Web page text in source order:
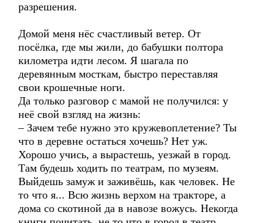
разрешения.
Домой меня нёс счастливый ветер. От
посёлка, где мы жили, до бабушки полтора
километра идти лесом. Я шагала по
деревянным мосткам, быстро переставляя
свои крошечные ноги.
Да только разговор с мамой не получился: у
неё свой взгляд на жизнь:
– Зачем тебе нужно это кружевоплетение? Ты
что в деревне остаться хочешь? Нет уж.
Хорошо учись, а вырастешь, уезжай в город.
Там будешь ходить по театрам, по музеям.
Выйдешь замуж и заживёшь, как человек. Не
то что я... Всю жизнь верхом на тракторе, а
дома со скотиной да в навозе вожусь. Некогда